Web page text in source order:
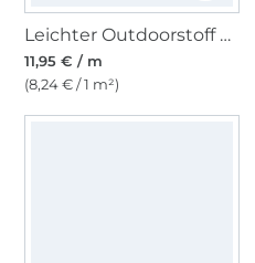
Leichter Outdoorstoff Panama Uni, altpetrol
11,95 € / m
(8,24 € / 1 m²)